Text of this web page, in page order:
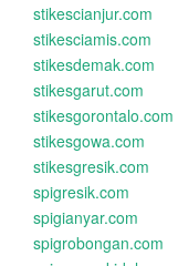
stikescianjur.com
stikesciamis.com
stikesdemak.com
stikesgarut.com
stikesgorontalo.com
stikesgowa.com
stikesgresik.com
spigresik.com
spigianyar.com
spigrobongan.com